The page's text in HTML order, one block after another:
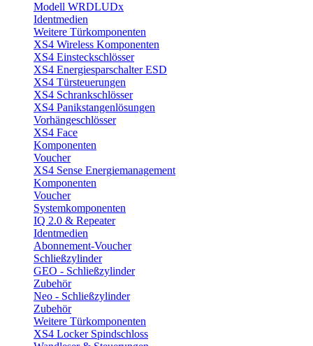
Modell WRDLUDx
Identmedien
Weitere Türkomponenten
XS4 Wireless Komponenten
XS4 Einsteckschlösser
XS4 Energiesparschalter ESD
XS4 Türsteuerungen
XS4 Schrankschlösser
XS4 Panikstangenlösungen
Vorhängeschlösser
XS4 Face
Komponenten
Voucher
XS4 Sense Energiemanagement
Komponenten
Voucher
Systemkomponenten
IQ 2.0 & Repeater
Identmedien
Abonnement-Voucher
Schließzylinder
GEO - Schließzylinder
Zubehör
Neo - Schließzylinder
Zubehör
Weitere Türkomponenten
XS4 Locker Spindschloss